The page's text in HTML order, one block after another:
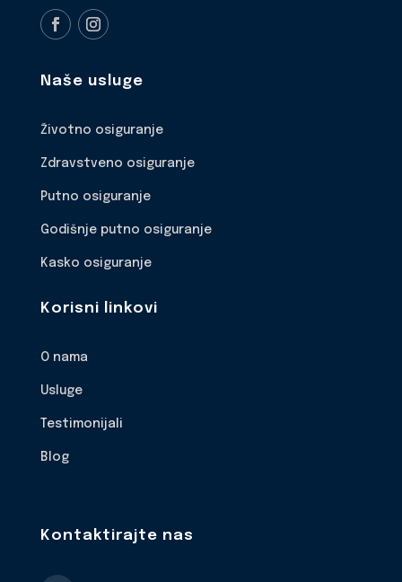
Naše usluge
Životno osiguranje
Zdravstveno osiguranje
Putno osiguranje
Godišnje putno osiguranje
Kasko osiguranje
Korisni linkovi
O nama
Usluge
Testimonijali
Blog
Kontaktirajte nas